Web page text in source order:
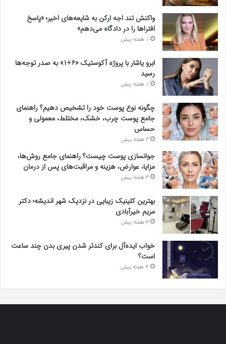
واکنش تند اجه ارکن به شایعه‌های اخیر؛ «پاسخ
افتراها را در دادگاه می‌دهم»
1 هفته پیش
ابرو یاشار با پروژه آکوستیک «۶+۱» به صدر توجه‌ها
رسید
1 هفته پیش
چگونه نوع پوست خود را تشخیص دهیم؟ راهنمای
جامع پوست چرب، خشک، مختلط، معمولی و
حساس
3 هفته پیش
جوانسازی پوست چیست؟ راهنمای جامع روش‌ها،
مزایا، عوارض، هزینه و مراقبت‌های پس از درمان
3 هفته پیش
بهترین کلینیک زیبایی در نزدیک شهر اندیشه؛ دکتر
مریم خیرآبادی
3 هفته پیش
خواب ایده‌آل برای کندتر شدن پیری بدن چند ساعت
است؟
4 هفته پیش